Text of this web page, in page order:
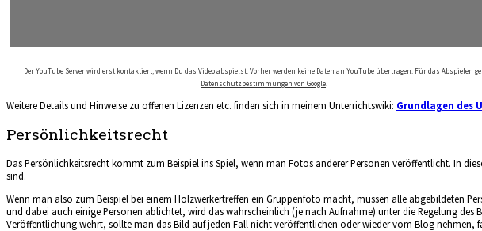
Der YouTube Server wird erst kontaktiert, wenn Du das Video abspielst. Vorher werden keine Daten an YouTube übertragen. Für das Abspielen
Datenschutzbestimmungen von Google.
Weitere Details und Hinweise zu offenen Lizenzen etc. finden sich in meinem Unterrichtswiki: Grundlagen des
Persönlichkeitsrecht
Das Persönlichkeitsrecht kommt zum Beispiel ins Spiel, wenn man Fotos anderer Personen veröffentlicht. In
sind.
Wenn man also zum Beispiel bei einem Holzwerkertreffen ein Gruppenfoto macht, müssen alle abgebildeten
und dabei auch einige Personen ablichtet, wird das wahrscheinlich (je nach Aufnahme) unter die Regelung
Veröffentlichung wehrt, sollte man das Bild auf jeden Fall nicht veröffentlichen oder wieder vom Blog nehmen,